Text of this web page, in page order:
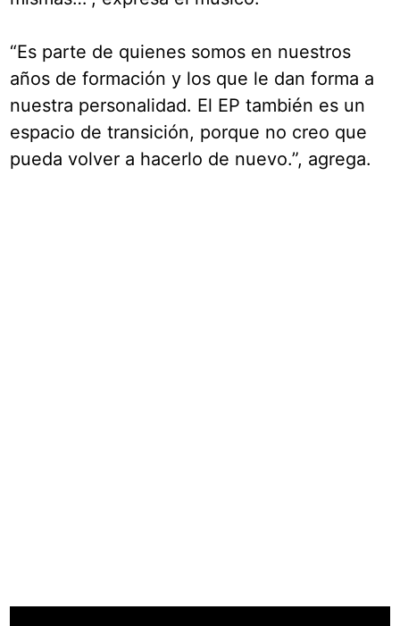
“Es parte de quienes somos en nuestros
años de formación y los que le dan forma a
nuestra personalidad. El EP también es un
espacio de transición, porque no creo que
pueda volver a hacerlo de nuevo.”, agrega.